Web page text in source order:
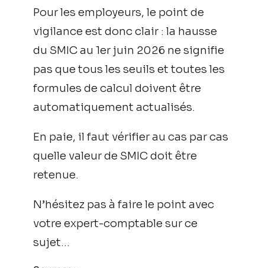
Pour les employeurs, le point de
vigilance est donc clair : la hausse
du SMIC au 1er juin 2026 ne signifie
pas que tous les seuils et toutes les
formules de calcul doivent être
automatiquement actualisés.
En paie, il faut vérifier au cas par cas
quelle valeur de SMIC doit être
retenue.
N’hésitez pas à faire le point avec
votre expert-comptable sur ce
sujet…